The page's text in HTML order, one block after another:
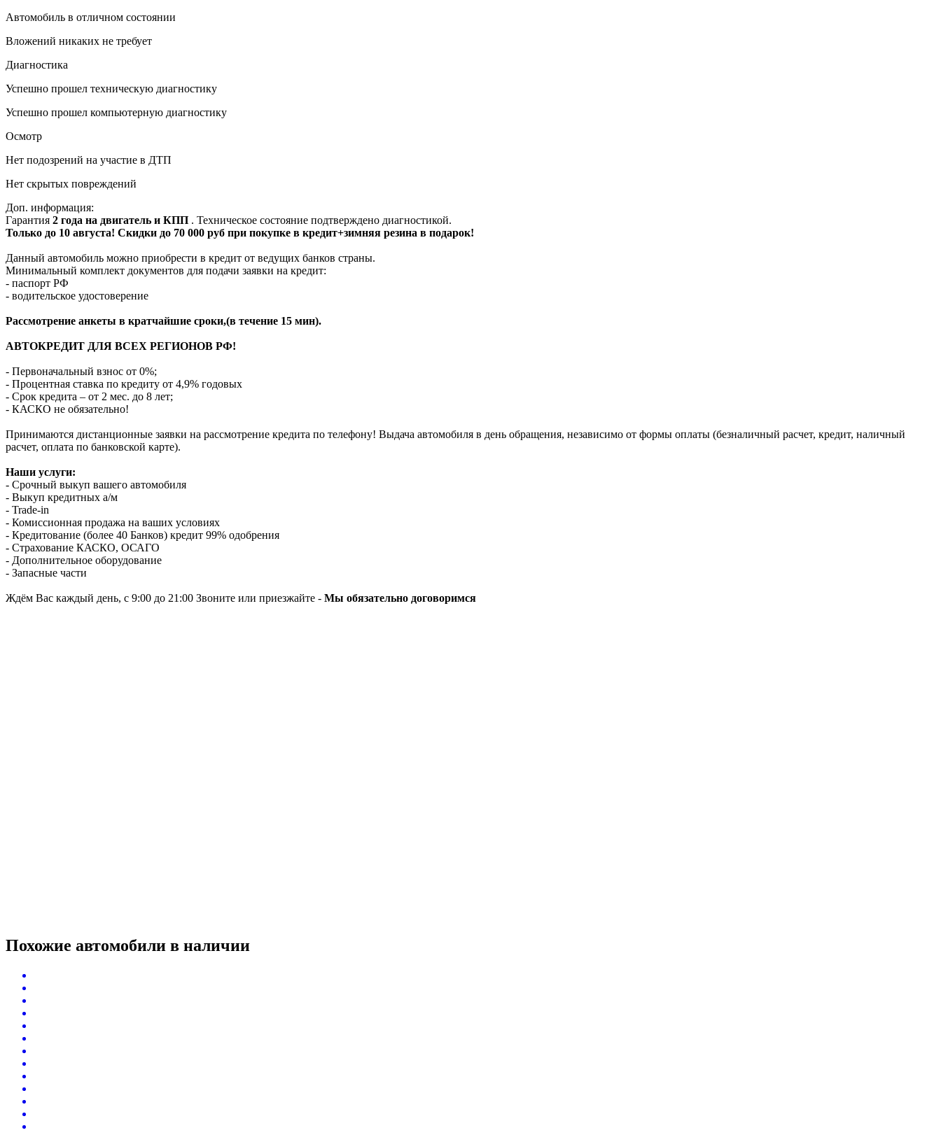
Автомобиль в отличном состоянии
Вложений никаких не требует
Диагностика
Успешно прошел техническую диагностику
Успешно прошел компьютерную диагностику
Осмотр
Нет подозрений на участие в ДТП
Нет скрытых повреждений
Доп. информация:
Гарантия 2 года на двигатель и КПП . Техническое состояние подтверждено диагностикой.
Только до 10 августа! Скидки до 70 000 руб при покупке в кредит+зимняя резина в подарок!
Данный автомобиль можно приобрести в кредит от ведущих банков страны.
Минимальный комплект документов для подачи заявки на кредит:
- паспорт РФ
- водительское удостоверение
Рассмотрение анкеты в кратчайшие сроки,(в течение 15 мин).
АВТОКРЕДИТ ДЛЯ ВСЕХ РЕГИОНОВ РФ!
- Первоначальный взнос от 0%;
- Процентная ставка по кредиту от 4,9% годовых
- Срок кредита – от 2 мес. до 8 лет;
- КАСКО не обязательно!
Принимаются дистанционные заявки на рассмотрение кредита по телефону! Выдача автомобиля в день обращения, независимо от формы оплаты (безналичный расчет, кредит, наличный
расчет, оплата по банковской карте).
Наши услуги:
- Срочный выкуп вашего автомобиля
- Выкуп кредитных а/м
- Trade-in
- Комиссионная продажа на ваших условиях
- Кредитование (более 40 Банков) кредит 99% одобрения
- Страхование КАСКО, ОСАГО
- Дополнительное оборудование
- Запасные части
Ждём Вас каждый день, с 9:00 до 21:00 Звоните или приезжайте - Мы обязательно договоримся
Похожие автомобили в наличии